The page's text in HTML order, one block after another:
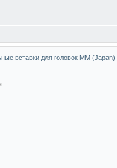
вставки для головок ММ (Japan)